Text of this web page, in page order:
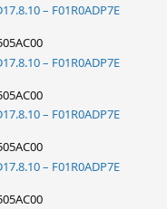
– F01R0ADP7E
– F01R0ADP7E
– F01R0ADP7E
– F01R0ADP7E